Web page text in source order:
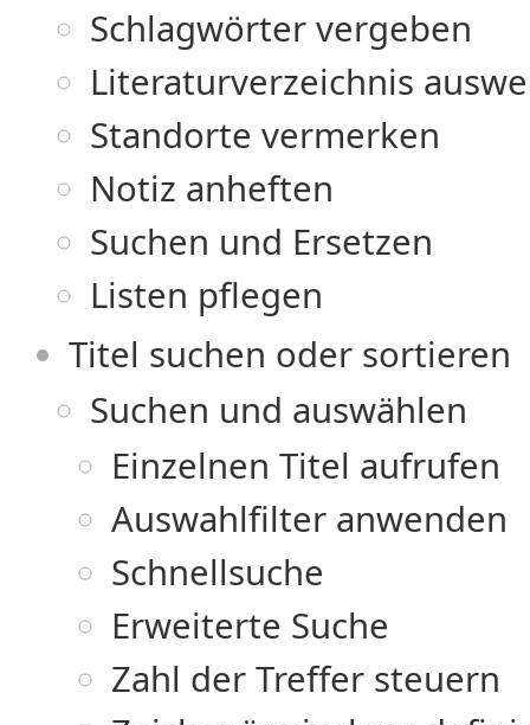
Schlagwörter vergeben
Literaturverzeichnis
Standorte vermerken
Notiz anheften
Suchen und Ersetzen
Listen pflegen
Titel suchen oder sortieren
Suchen und auswählen
Einzelnen Titel aufrufen
Auswahlfilter anwenden
Schnellsuche
Erweiterte Suche
Zahl der Treffer steuern